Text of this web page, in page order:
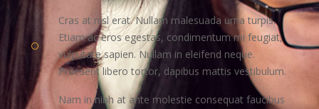
Cras at nisl erat. Nullam malesuada urna turpis.
Etiam ac eros egestas, condimentum mi feugiat,
vulputate sapien. Nullam in eleifend neque.
Praesent libero tortor, dapibus mattis vestibulum.
Nam in nibh at ante molestie consequat faucibus